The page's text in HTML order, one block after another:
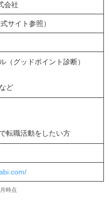
会社
サイト参照）
（グッドポイント診断）
ど
転職活動をしたい方
時点